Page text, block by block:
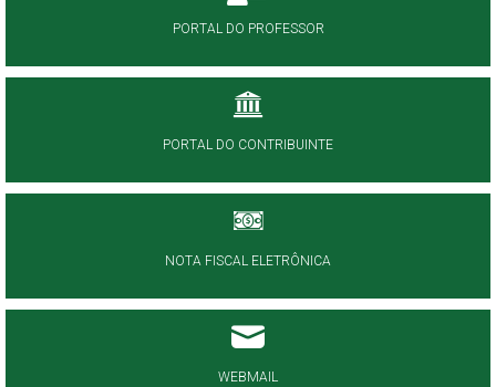
PORTAL DO PROFESSOR
PORTAL DO CONTRIBUINTE
NOTA FISCAL ELETRÔNICA
WEBMAIL